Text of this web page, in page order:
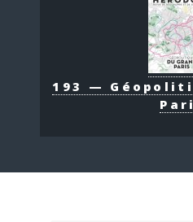
193 —